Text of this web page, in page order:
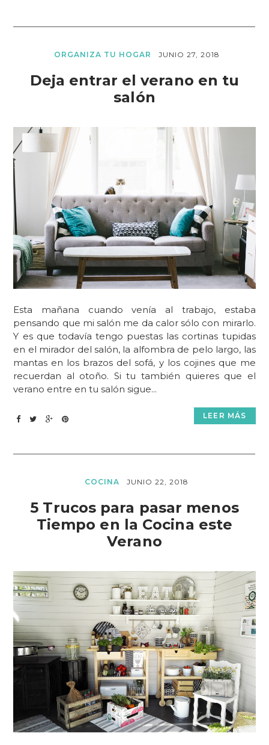
ORGANIZA TU HOGAR JUNIO 27, 2018
Deja entrar el verano en tu
salón
Esta mañana cuando venía al trabajo, estaba
pensando que mi salón me da calor sólo con mirarlo.
Y es que todavía tengo puestas las cortinas tupidas
en el mirador del salón, la alfombra de pelo largo, las
mantas en los brazos del sofá, y los cojines que me
recuerdan al otoño. Si tu también quieres que el
verano entre en tu salón sigue...
LEER MÁS
COCINA JUNIO 22, 2018
5 Trucos para pasar menos
Tiempo en la Cocina este
Verano